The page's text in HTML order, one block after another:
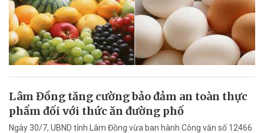
Lâm Đồng tăng cường bảo đảm an toàn thực
phẩm đối với thức ăn đường phố
Ngày 30/7, UBND tỉnh Lâm Đồng vừa ban hành Công văn số 12466